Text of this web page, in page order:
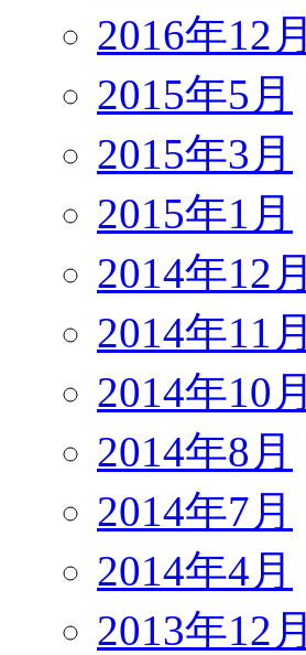
2016年12月
2015年5月
2015年3月
2015年1月
2014年12月
2014年11月
2014年10月
2014年8月
2014年7月
2014年4月
2013年12月